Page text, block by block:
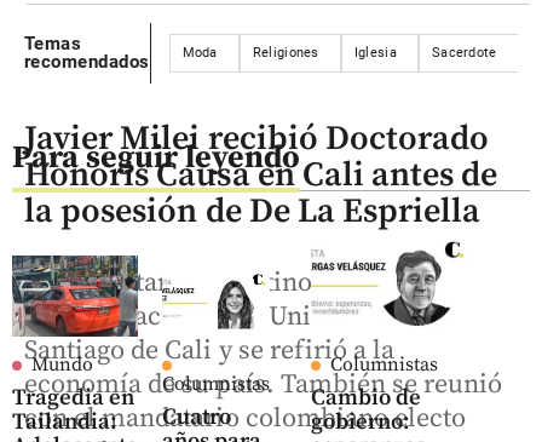
Temas
recomendados
Moda Religiones Iglesia Sacerdote
Para seguir leyendo
Mundo
Tragedia en
Tailandia:
Columnistas
Cuatro
Columnistas
Cambio de
gobierno:
Javier Milei recibió Doctorado
Honoris Causa en Cali antes de
la posesión de De La Espriella
El mandatario argentino recibió la
condecoración de la Universidad
Santiago de Cali y se refirió a la
economía de su país. También se reunió
con el mandatario colombiano electo